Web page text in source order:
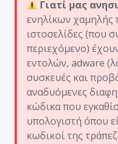
Γιατί μας
ενηλίκων χαμηλής
ιστοσελίδες (που
περιεχόμενο)
εντολών, adware
συσκευές και
αναδυόμενες
κώδικα που
υπολογιστή όπου
κωδικοί της